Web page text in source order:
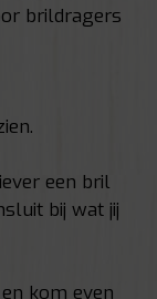
brildragers
een bril
bij wat jij
en kom even